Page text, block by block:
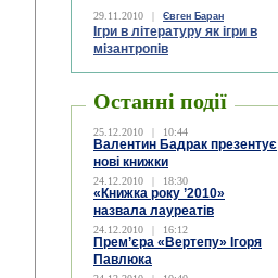
29.11.2010 | Євген Баран
Ігри в літературу як ігри в
мізантропів
Останні події
25.12.2010 | 10:44
Валентин Бадрак презентує
нові книжки
24.12.2010 | 18:30
«Книжка року ’2010»
назвала лауреатів
24.12.2010 | 16:12
Прем’єра «Вертепу» Ігоря
Павлюка